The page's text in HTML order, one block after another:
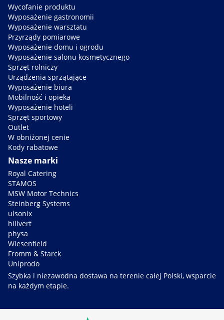
Wycofanie produktu
Wyposażenie gastronomii
Wyposażenie warsztatu
Przyrządy pomiarowe
Wyposażenie domu i ogrodu
Wyposażenie salonu kosmetycznego
Sprzęt rolniczy
Urządzenia sprzątające
Wyposażenie biura
Mobilność i opieka
Wyposażenie hoteli
Sprzęt sportowy
Outlet
W obniżonej cenie
Kody rabatowe
Nasze marki
Royal Catering
STAMOS
MSW Motor Technics
Steinberg Systems
ulsonix
hillvert
physa
Wiesenfield
Fromm & Starck
Uniprodo
Szybka i niezawodna dostawa na terenie całej Polski, wsparcie
na każdym etapie.